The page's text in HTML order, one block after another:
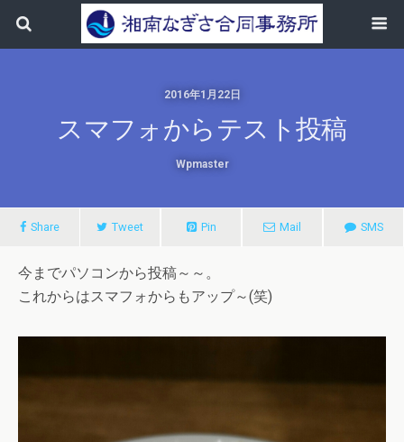
2016年1月22日
スマフォからテスト投稿
Wpmaster
Share Tweet Pin Mail SMS
今までパソコンから投稿～～。
これからはスマフォからもアップ～(笑)